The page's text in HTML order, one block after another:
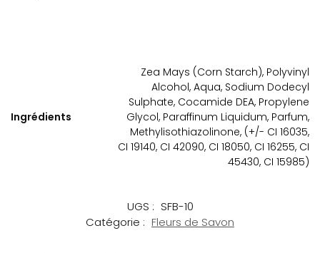
Ingrédients
Zea Mays (Corn Starch), Polyvinyl
Alcohol, Aqua, Sodium Dodecyl
Sulphate, Cocamide DEA, Propylene
Glycol, Paraffinum Liquidum, Parfum,
Methylisothiazolinone, (+/- CI 16035,
CI 19140, CI 42090, CI 18050, CI 16255, CI
45430, CI 15985)
UGS : SFB-10
Catégorie : Fleurs de Savon